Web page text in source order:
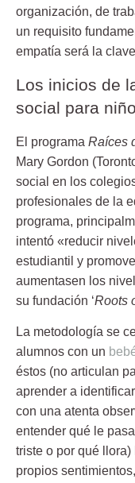
organización, de
un requisito
empatía será la
Los inicios de
social para
El programa Raíces
Mary Gordon
social en los
profesionales de la
programa,
intentó «reducir
estudiantil y
aumentasen los
su fundación ‘Roots
La metodología se
alumnos con un
éstos (no articulan
aprender a
con una atenta
entender qué le
triste o por qué
propios